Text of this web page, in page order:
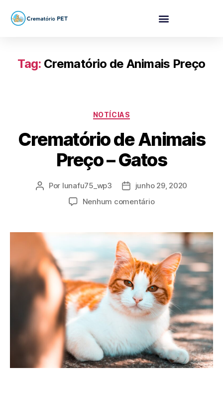
Tag: Crematório de Animais Preço
NOTÍCIAS
Crematório de Animais
Preço – Gatos
Por lunafu75_wp3
junho 29, 2020
Nenhum comentário